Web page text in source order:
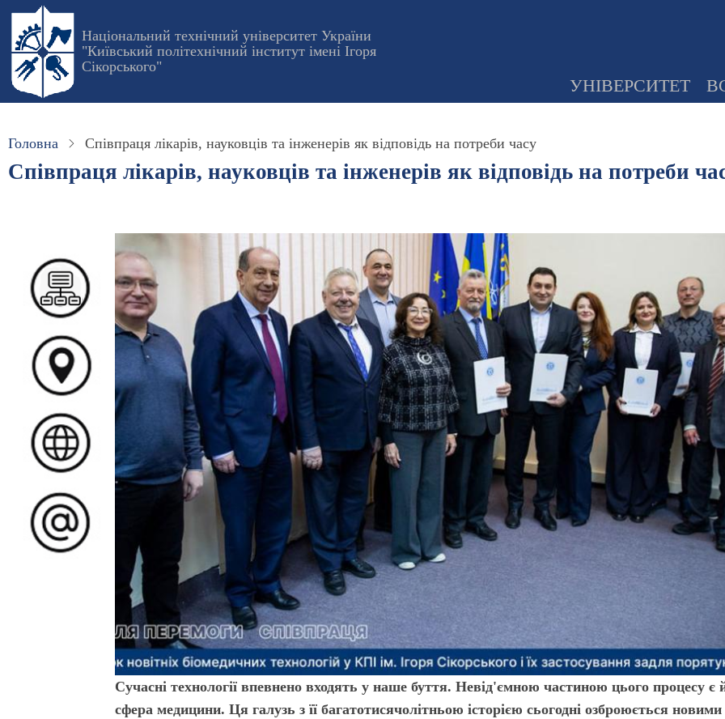
Перейти
основного
вмісту
Національний технічний університет України
"Київський політехнічний інститут імені Ігоря
Сікорського"
УНІВЕРСИТЕТ
Головна Співпраця лікарів, науковців та інженерів як відповідь на потреби часу
Співпраця лікарів, науковців та інженерів як відповідь на потреби
Сучасні технології впевнено входять у наше буття. Невід'ємною частиною цього процесу є
сфера медицини. Ця галузь з її багатотисячолітньою історією сьогодні озброюється новими